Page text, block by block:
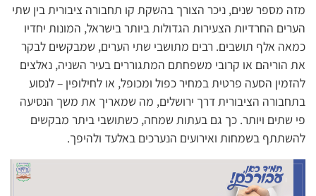
מזה מספר שנים, ניכר הצורך בהשקת קו תחבורה ציבורית בין שתי
הערים החרדיות הצעירות הגדולות ביותר בישראל, המונות יחדיו
כמאה אלף תושבים. רבים מתושבי שתי הערים, שמבקשים לבקר
את הוריהם או קרובי משפחתם המתגוררים בעיר השניה, נאלצים
להזמין הסעה פרטית במחיר כפול ומכופל, או לחילופין – לנסוע
בתחבורה הציבורית דרך ירושלים, מה שמאריך את משך הנסיעה
פי שתים ויותר. כך גם בעתות שמחה, כשתושבי ביתר מבקשים
להשתתף בשמחות ואירועים הנערכים באלעד ולהיפך.